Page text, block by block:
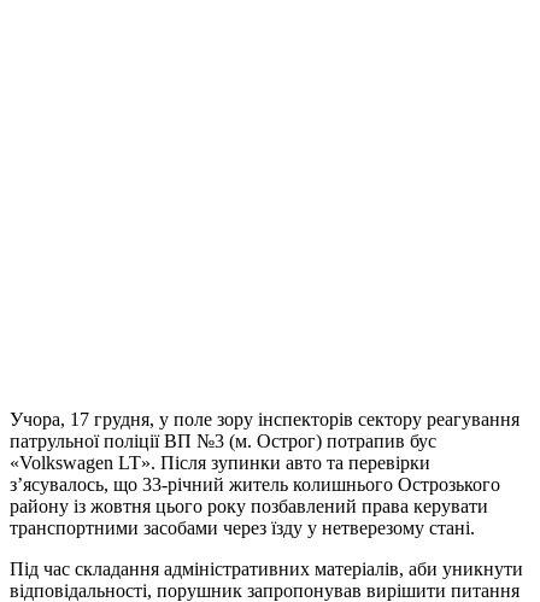
Учора, 17 грудня, у поле зору інспекторів сектору реагування
патрульної поліції ВП №3 (м. Острог) потрапив бус
«Volkswagen LT». Після зупинки авто та перевірки
з’ясувалось, що 33-річний житель колишнього Острозького
району із жовтня цього року позбавлений права керувати
транспортними засобами через їзду у нетверезому стані.
Під час складання адміністративних матеріалів, аби уникнути
відповідальності, порушник запропонував вирішити питання